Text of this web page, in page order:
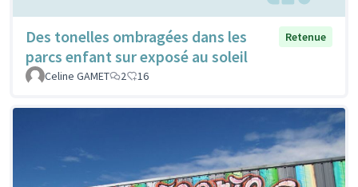
Des tonelles ombragées dans les
parcs enfant sur exposé au soleil
Retenue
Celine GAMET 2 16